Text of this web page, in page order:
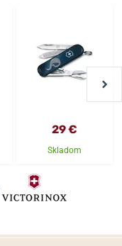
29 €
Skladom